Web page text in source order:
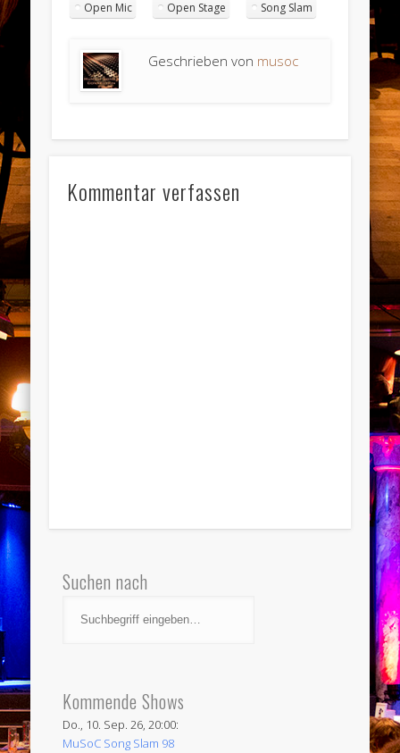
Open Mic Open Stage Song Slam
Geschrieben von musoc
Kommentar verfassen
Suchen nach
Kommende Shows
Do., 10. Sep. 26, 20:00:
MuSoC Song Slam 98